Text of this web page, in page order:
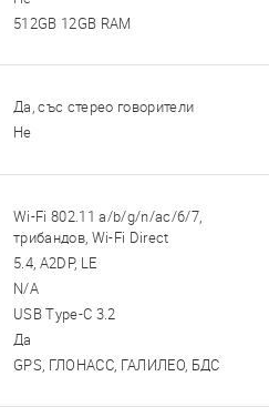
512GB 12GB RAM
Да, със стерео говорители
Не
Wi-Fi 802.11 a/b/g/n/ac/6/7,
трибандов, Wi-Fi Direct
5.4, A2DP, LE
N/A
USB Type-C 3.2
Да
GPS, ГЛОНАСС, ГАЛИЛЕО, БДС